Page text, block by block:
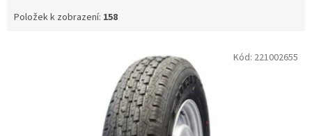
Položek k zobrazení: 158
Kód: 221002655